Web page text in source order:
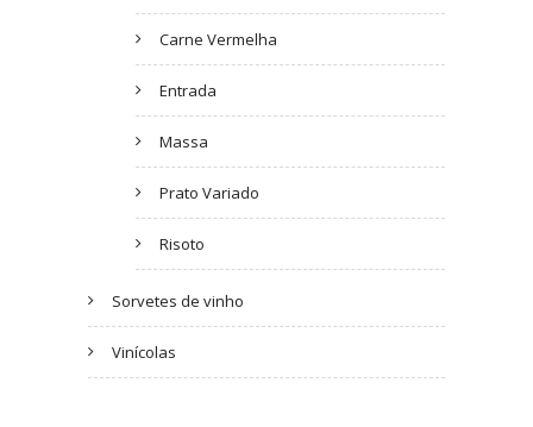
Carne Vermelha
Entrada
Massa
Prato Variado
Risoto
Sorvetes de vinho
Vinícolas